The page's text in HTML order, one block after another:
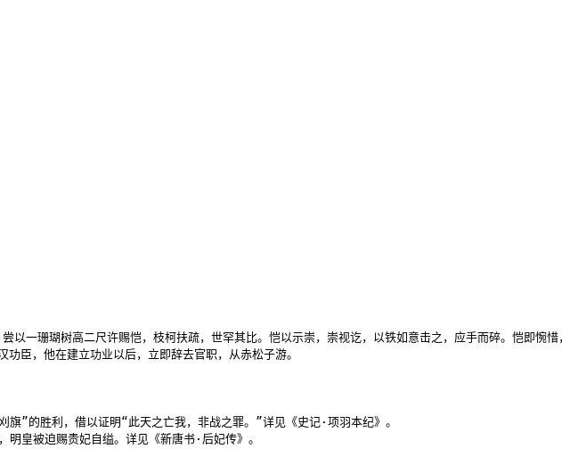
一珊瑚树高二尺许赐恺，枝柯扶疏，世罕其比。恺以示崇，崇视讫，以铁如意击之，应手而碎。恺
臣，他在建立功业以后，立即辞去官职，从赤松子游。
”的胜利，借以证明“此天之亡我，非战之罪。”详见《史记·项羽本纪》。
皇被迫赐贵妃自缢。详见《新唐书·后妃传》。